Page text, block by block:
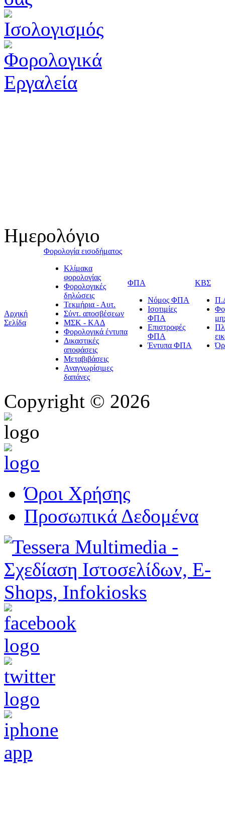
Ημερολόγιο
Αρχική
Σελίδα
Φορολογία εισοδήματος
Κλίμακα
φορολογίας
Φορολογικές
δηλώσεις
Τεκμήρια - Αυτ.
Σύντ. αποσβέσεων
ΜΣΚ - ΚΑΔ
Φορολογικά έντυπα
Δικαστικές
αποφάσεις
Μεταβιβάσεις
Αναγνωρίσιμες
δαπάνες
ΦΠΑ
Νόμος ΦΠΑ
Ισοτιμίες
ΦΠΑ
Επιστροφές
ΦΠΑ
Έντυπα ΦΠΑ
ΚΒΣ
Copyright © 2026
Όροι Χρήσης
Προσωπικά Δεδομένα